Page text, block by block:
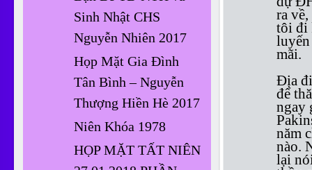
ra
tôi đi
luyến
mãi.
Địa
để
ngay
năm
nào.
lại
Sinh Nhật CHS
Nguyễn Nhiên 2017
Họp Mặt Gia Đình
Tân Bình – Nguyễn
Thượng Hiền Hè 2017
Niên Khóa 1978
HỌP MẶT TẤT NIÊN